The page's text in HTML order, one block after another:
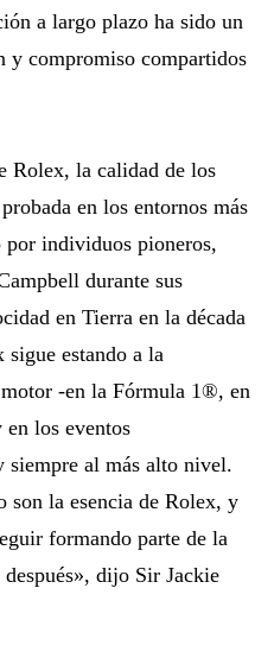
a largo plazo ha sido un
y compromiso compartidos
Rolex, la calidad de los
en los entornos más
individuos pioneros,
durante sus
en Tierra en la década
estando a la
-en la Fórmula 1®, en
en los eventos
al más alto nivel.
son la esencia de Rolex, y
formando parte de la
dijo Sir Jackie